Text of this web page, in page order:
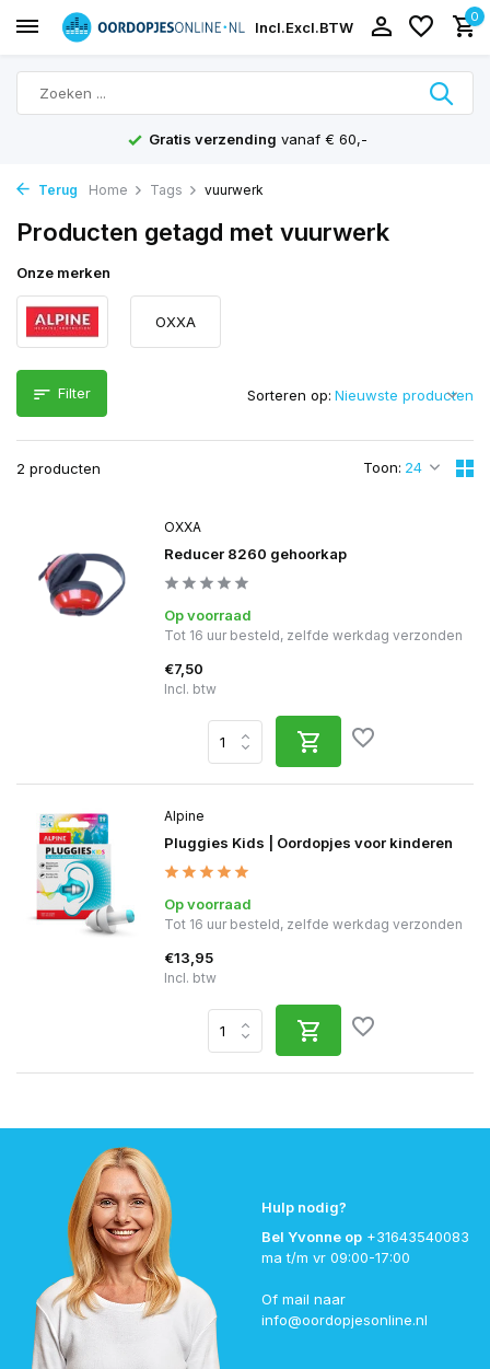
Incl.Excl.BTW
0
Gratis verzending vanaf € 60,-
Terug Home Tags vuurwerk
Producten getagd met vuurwerk
Onze merken
OXXA
Filter
2 producten Toon:
Sorteren op:
OXXA
Reducer 8260 gehoorkap
Op voorraad
Tot 16 uur besteld, zelfde werkdag verzonden
€7,50
Incl. btw
Alpine
Pluggies Kids | Oordopjes voor kinderen
Op voorraad
Tot 16 uur besteld, zelfde werkdag verzonden
€13,95
Incl. btw
Hulp nodig?
Bel Yvonne op +31643540083
ma t/m vr 09:00-17:00
Of mail naar
info@oordopjesonline.nl